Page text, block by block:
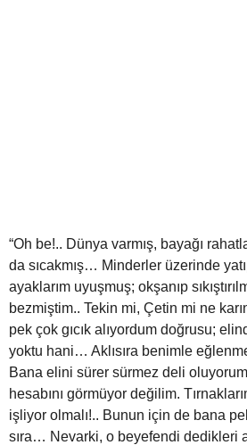
“Oh be!.. Dünya varmış, bayağı
da sıcakmış… Minderler üzerinde
ayaklarım uyuşmuş; okşanıp
bezmiştim.. Tekin mi, Çetin mi ne
pek çok gıcık alıyordum doğrusu;
yoktu hani… Aklısıra benimle
Bana elini sürer sürmez deli
hesabını görmüyor değilim.
işliyor olmalı!.. Bunun için de bana
sıra… Nevarki, o beyefendi dedikleri